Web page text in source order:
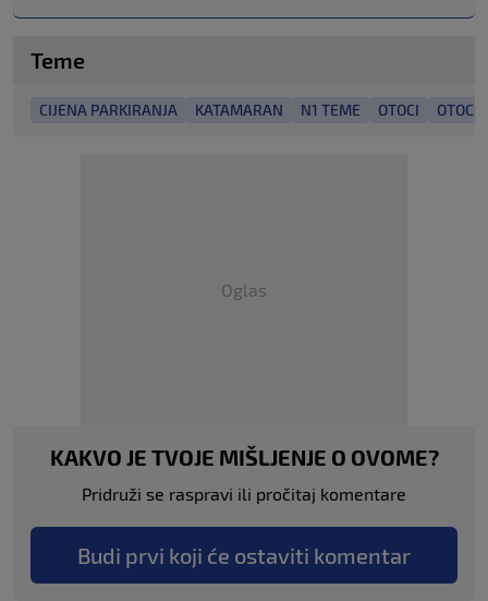
Teme
CIJENA PARKIRANJA KATAMARAN N1 TEME OTOCI OTOCI
Oglas
KAKVO JE TVOJE MIŠLJENJE O OVOME?
Pridruži se raspravi ili pročitaj komentare
Budi prvi koji će ostaviti komentar